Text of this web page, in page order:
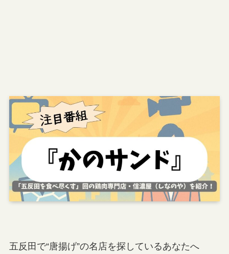
五反田で“唐揚げ”の名店を探しているあなたへ